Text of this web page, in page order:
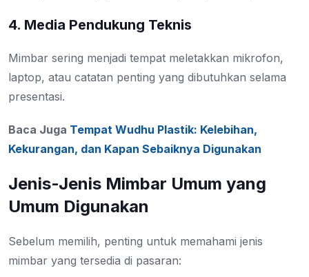
4. Media Pendukung Teknis
Mimbar sering menjadi tempat meletakkan mikrofon,
laptop, atau catatan penting yang dibutuhkan selama
presentasi.
Baca Juga Tempat Wudhu Plastik: Kelebihan,
Kekurangan, dan Kapan Sebaiknya Digunakan
Jenis-Jenis Mimbar Umum yang
Umum Digunakan
Sebelum memilih, penting untuk memahami jenis
mimbar yang tersedia di pasaran: